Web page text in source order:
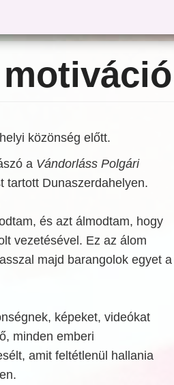
közönség előtt.
a Vándorláss Polgári
Dunaszerdahelyen.
és azt álmodtam, hogy
vezetésével. Ez az álom
majd barangolok egyet a
képeket, videókat
minden emberi
amit feltétlenül hallania